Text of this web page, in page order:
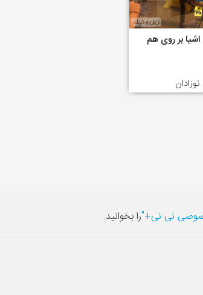
بر روی هم
نی نی+"را بخوانید.